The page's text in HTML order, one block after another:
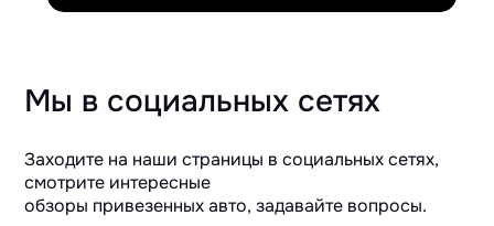
Мы в социальных сетях
Заходите на наши страницы в социальных сетях,
смотрите интересные
обзоры привезенных авто, задавайте вопросы.